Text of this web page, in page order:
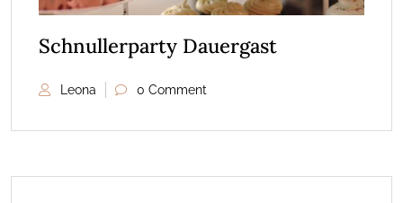
Schnullerparty Dauergast
Leona 0 Comment